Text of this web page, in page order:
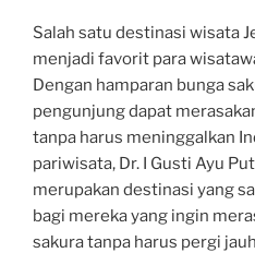
Salah satu destinasi wisata
menjadi favorit para
Dengan hamparan bunga
pengunjung dapat
tanpa harus meninggalkan
pariwisata, Dr. I Gusti Ayu
merupakan destinasi yang
bagi mereka yang ingin
sakura tanpa harus pergi